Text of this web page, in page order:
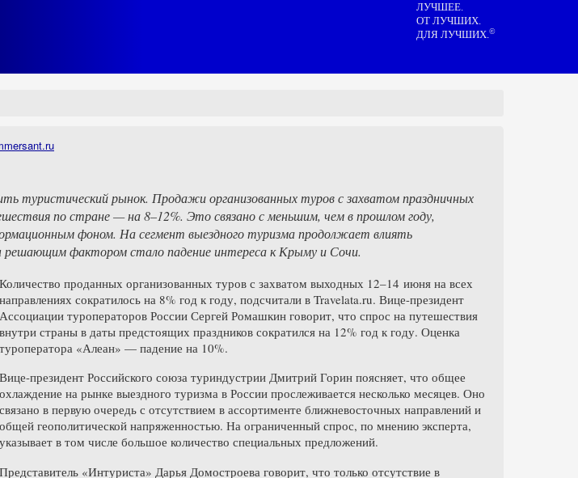
ЛУЧШЕЕ.
ОТ ЛУЧШИХ.
ДЛЯ ЛУЧШИХ.©
туристический рынок. Продажи организованных туров с захватом праздничных
по стране — на 8–12%. Это связано с меньшим, чем в прошлом году,
фоном. На сегмент выездного туризма продолжает влиять
фактором стало падение интереса к Крыму и Сочи.
Количество проданных организованных туров с захватом выходных 12–14 июня на всех
направлениях сократилось на 8% год к году, подсчитали в Travelata.ru. Вице-президент
Ассоциации туроператоров России Сергей Ромашкин говорит, что спрос на путешествия
внутри страны в даты предстоящих праздников сократился на 12% год к году. Оценка
туроператора «Алеан» — падение на 10%.
Вице-президент Российского союза туриндустрии Дмитрий Горин поясняет, что общее
охлаждение на рынке выездного туризма в России прослеживается несколько месяцев. Оно
связано в первую очередь с отсутствием в ассортименте ближневосточных направлений и
общей геополитической напряженностью. На ограниченный спрос, по мнению эксперта,
указывает в том числе большое количество специальных предложений.
Представитель «Интуриста» Дарья Домостроева говорит, что только отсутствие в